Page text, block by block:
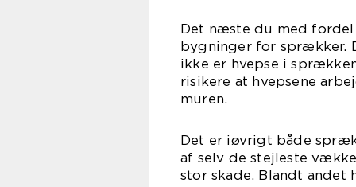
Det næste du med fordel
bygninger for sprækker.
ikke er hvepse i
risikere at hvepsene
Det er iøvrigt både
af selv de stejleste
stor skade. Blandt andet